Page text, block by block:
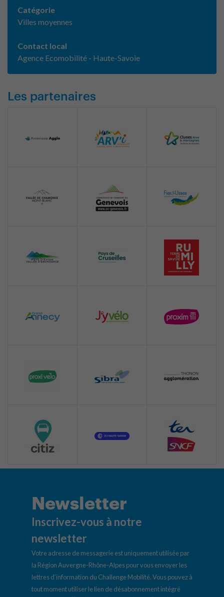
Catégorie
Villes moyennes
Contact local
Agence Ecomobilité - Haute-Savoie
Les partenaires
Newsletter
Inscrivez-vous à notre
newsletter
Votre adresse de messagerie est uniquement utilisée par
la Région Auvergne-Rhône-Alpes pour vous envoyer les
lettres d’information du Challenge Mobilité. Vous pouvez à
tout moment utiliser le lien de désabonnement intégré